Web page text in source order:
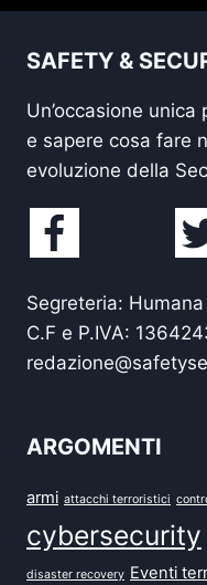
SAFETY &
Un’occasione
e sapere cosa fare
evoluzione della
Segreteria: Humana
C.F e P.IVA:
ARGOMENTI
armi attacchi terroristici
cybersecurity
disaster recovery Eventi